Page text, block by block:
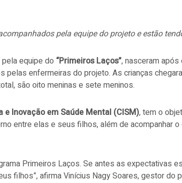
pela equipe do projeto e estão
equipe do “Primeiros Laços”, nasceram
enfermeiras do projeto. As crianças
são oito meninas e sete meninos.
e Inovação em Saúde Mental (CISM), tem o
entre elas e seus filhos, além de
Primeiros Laços. Se antes as expectativas
filhos”, afirma Vinícius Nagy Soares, gestor do